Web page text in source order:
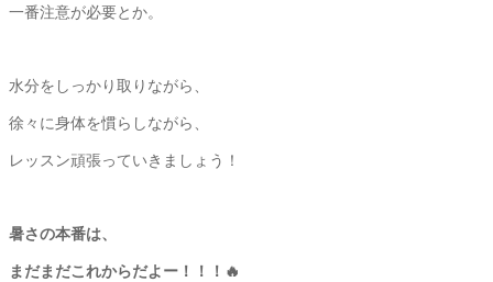
一番注意が必要とか。
水分をしっかり取りながら、
徐々に身体を慣らしながら、
レッスン頑張っていきましょう！
暑さの本番は、
まだまだこれからだよー！！！🔥